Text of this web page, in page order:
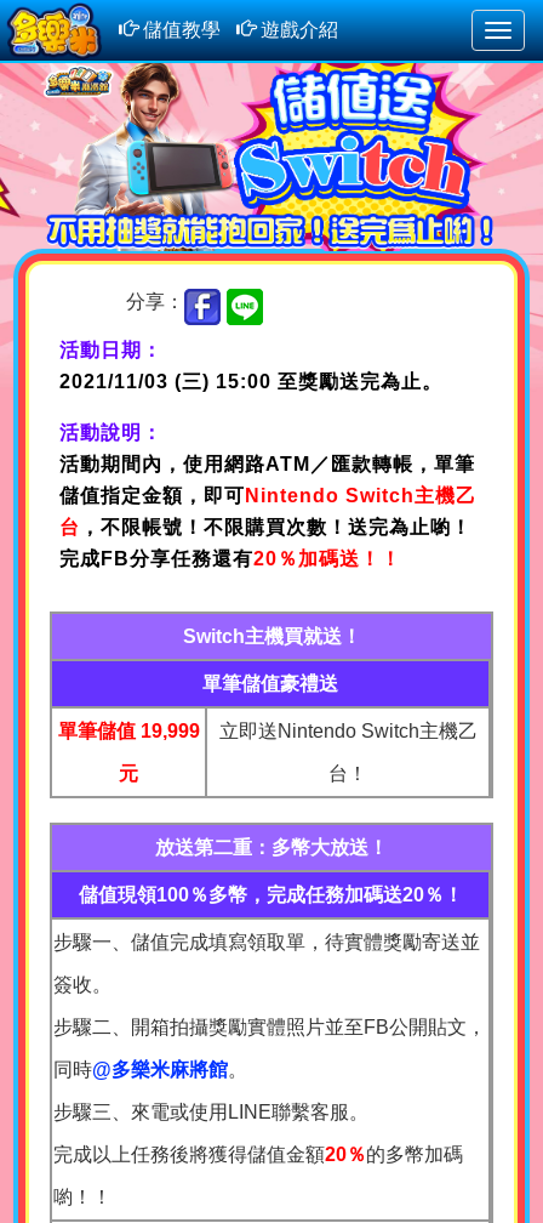
Toggle
儲值教學 遊戲介紹
分享：
活動日期：
2021/11/03 (三) 15:00 至獎勵送完為止。
活動說明：
活動期間內，使用網路ATM／匯款轉帳，單筆
儲值指定金額，即可
Nintendo Switch主機乙
台 ，不限帳號！不限購買次數！送完為止喲！
完成FB分享任務還有20％加碼送！！
Switch主機買就送！
單筆儲值豪禮送
單筆儲值 19,999
元
立即送Nintendo Switch主機乙
台！
放送第二重：多幣大放送！
儲值現領100％多幣，完成任務加碼送20％！
步驟一、儲值完成填寫領取單，待實體獎勵寄送並
簽收。
步驟二、開箱拍攝獎勵實體照片並至FB公開貼文，
同時@多樂米麻將館。
步驟三、來電或使用LINE聯繫客服。
完成以上任務後將獲得儲值金額20％的多幣加碼
喲！！